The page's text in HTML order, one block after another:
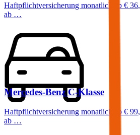
Haftpflichtversicherung monatlich ab € 36,
ab …
Mercedes-Benz C-Klasse
Haftpflichtversicherung monatlich ab € 99,
ab …